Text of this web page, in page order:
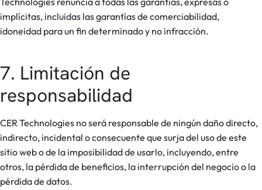
implícitas, incluidas las garantías de comerciabilidad,
idoneidad para un fin determinado y no infracción.
7. Limitación de
responsabilidad
CER Technologies no será responsable de ningún daño directo,
indirecto, incidental o consecuente que surja del uso de este
sitio web o de la imposibilidad de usarlo, incluyendo, entre
otros, la pérdida de beneficios, la interrupción del negocio o la
pérdida de datos.